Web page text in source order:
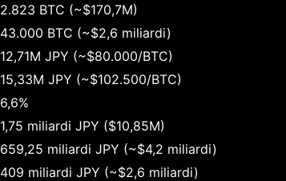
2.823 BTC (~$170,7M)
43.000 BTC (~$2,6 miliardi)
12,71M JPY (~$80.000/BTC)
15,33M JPY (~$102.500/BTC)
6,6%
1,75 miliardi JPY ($10,85M)
659,25 miliardi JPY (~$4,2 miliardi)
409 miliardi JPY (~$2,6 miliardi)